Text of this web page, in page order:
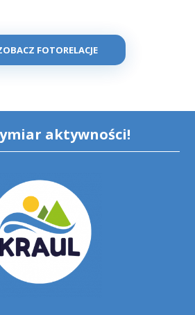
FOTORELACJE
aktywności!